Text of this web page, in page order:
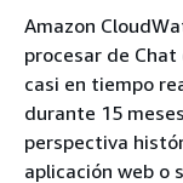
Amazon
procesar de
casi en tiempo
durante 15
perspectiva
aplicación web o